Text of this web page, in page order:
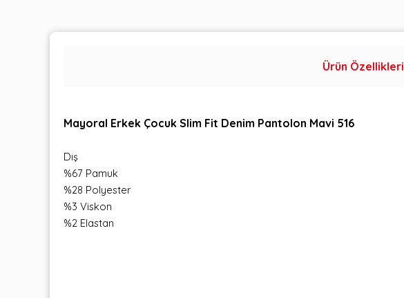
Ürün Özellikleri
Mayoral Erkek Çocuk Slim Fit Denim Pantolon Mavi 516
Dış
%67 Pamuk
%28 Polyester
%3 Viskon
%2 Elastan